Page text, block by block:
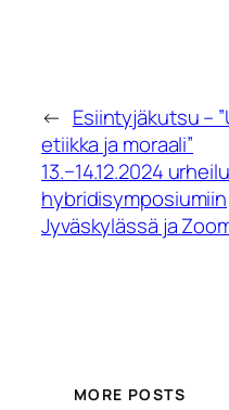
← Esiintyjäkutsu –
etiikka ja moraali”
13.−14.12.2024
hybridisymposiumiin
Jyväskylässä ja
MORE POSTS